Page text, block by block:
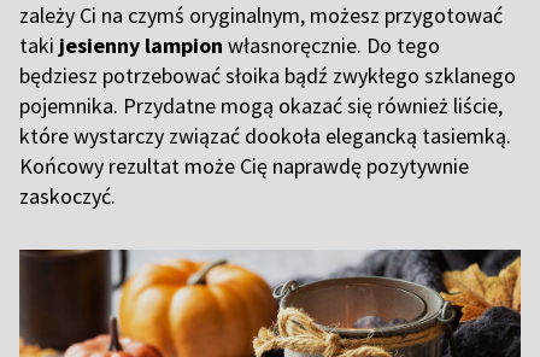
zależy Ci na czymś oryginalnym, możesz przygotować
taki jesienny lampion własnoręcznie. Do tego
będziesz potrzebować słoika bądź zwykłego szklanego
pojemnika. Przydatne mogą okazać się również liście,
które wystarczy związać dookoła elegancką tasiemką.
Końcowy rezultat może Cię naprawdę pozytywnie
zaskoczyć.